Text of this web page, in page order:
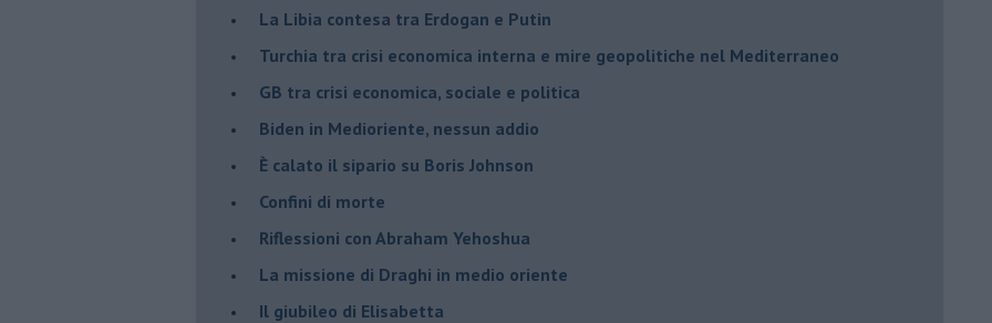
La Libia contesa tra Erdogan e Putin
Turchia tra crisi economica interna e mire geopolitiche nel Mediterraneo
GB tra crisi economica, sociale e politica
Biden in Medioriente, nessun addio
È calato il sipario su Boris Johnson
Confini di morte
Riflessioni con Abraham Yehoshua
La missione di Draghi in medio oriente
Il giubileo di Elisabetta